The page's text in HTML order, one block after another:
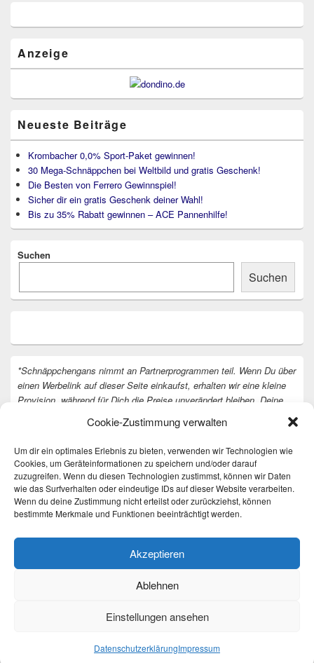
Cookie-Zustimmung verwalten
Um dir ein optimales Erlebnis zu bieten, verwenden wir Technologien wie
Cookies, um Geräteinformationen zu speichern und/oder darauf
zuzugreifen. Wenn du diesen Technologien zustimmst, können wir Daten
wie das Surfverhalten oder eindeutige IDs auf dieser Website verarbeiten.
Wenn du deine Zustimmung nicht erteilst oder zurückziehst, können
bestimmte Merkmale und Funktionen beeinträchtigt werden.
Akzeptieren
Ablehnen
Einstellungen ansehen
DatenschutzerklärungImpressum
Widget-
Anzeige
Neueste Beiträge
Krombacher 0,0% Sport-Paket gewinnen!
30 Mega-Schnäppchen bei Weltbild und gratis Geschenk!
Die Besten von Ferrero Gewinnspiel!
Sicher dir ein gratis Geschenk deiner Wahl!
Bis zu 35% Rabatt gewinnen – ACE Pannenhilfe!
Suchen
Suchen
*Schnäppchengans nimmt an Partnerprogrammen teil. Wenn Du über
einen Werbelink auf dieser Seite einkaufst, erhalten wir eine kleine
Provision, während für Dich die Preise unverändert bleiben. Deine
Vielen Dank dafür!
Täglich die besten Gewinnspiele und Angebote
Theme: Catch Box byCatch Themes